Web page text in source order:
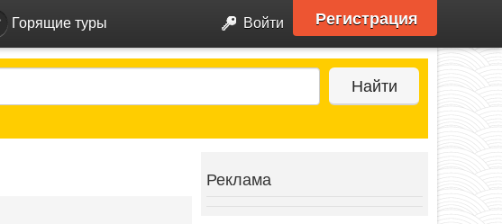
Горящие туры Войти Регистрация
Найти
Реклама